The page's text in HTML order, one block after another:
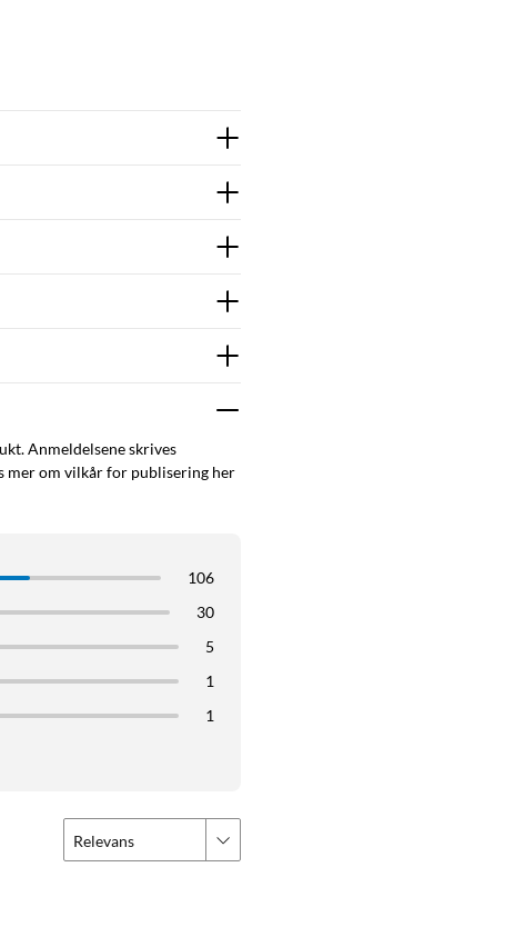
Anmeldelsene skrives
mer om vilkår for publisering her
106
30
5
1
1
Relevans